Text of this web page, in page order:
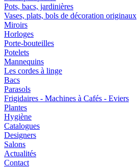
Pots, bacs, jardinières
Vases, plats, bols de décoration originaux
Miroirs
Horloges
Porte-bouteilles
Potelets
Mannequins
Les cordes à linge
Bacs
Parasols
Frigidaires - Machines à Cafés - Eviers
Plantes
Hygiène
Catalogues
Designers
Salons
Actualités
Contact